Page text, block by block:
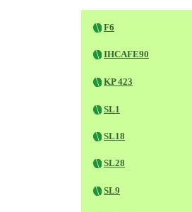
F6
IHCAFE90
KP 423
SL1
SL18
SL28
SL9